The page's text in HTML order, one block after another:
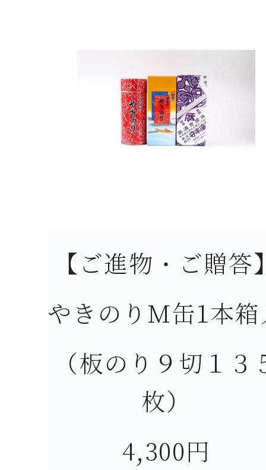
【ご進物・ご贈答
やきのりM缶1本箱
（板のり９切１３
枚）
4,300円